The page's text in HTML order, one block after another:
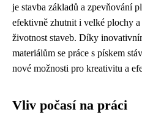
je stavba základů a zpevňování
efektivně zhutnit i velké plochy
životnost staveb. Díky
materiálům se práce s pískem
nové možnosti pro kreativitu a
Vliv počasí na práci